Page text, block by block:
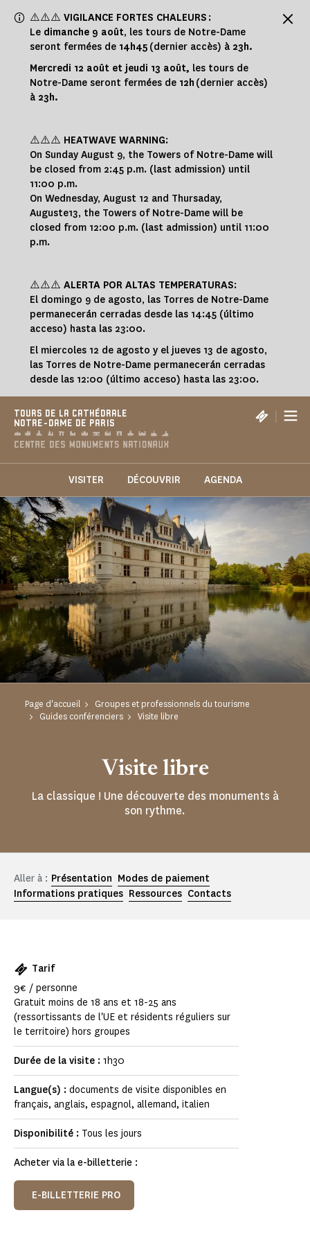
⚠️⚠️⚠️ VIGILANCE FORTES CHALEURS :
Le dimanche 9 août, les tours de Notre-Dame
seront fermées de 14h45 (dernier accès) à 23h.
Mercredi 12 août et jeudi 13 août, les tours de
Notre-Dame seront fermées de 12h (dernier accès)
à 23h.
⚠️⚠️⚠️ HEATWAVE WARNING:
On Sunday August 9, the Towers of Notre-Dame will
be closed from 2:45 p.m. (last admission) until
11:00 p.m.
On Wednesday, August 12 and Thursaday,
Auguste13, the Towers of Notre-Dame will be
closed from 12:00 p.m. (last admission) until 11:00
p.m.
⚠️⚠️⚠️ ALERTA POR ALTAS TEMPERATURAS:
El domingo 9 de agosto, las Torres de Notre-Dame
permanecerán cerradas desde las 14:45 (último
acceso) hasta las 23:00.
El miercoles 12 de agosto y el jueves 13 de agosto,
las Torres de Notre-Dame permanecerán cerradas
desde las 12:00 (último acceso) hasta las 23:00.
TOURS DE LA CATHÉDRALE
NOTRE-DAME DE PARIS
|
VISITER DÉCOUVRIR AGENDA
Page d'accueil
Groupes et professionnels du tourisme
Guides conférenciers
Visite libre
Visite libre
La classique ! Une découverte des monuments à
son rythme.
Aller à : Présentation Modes de paiement
Informations pratiques Ressources Contacts
Tarif
9€ / personne
Gratuit moins de 18 ans et 18-25 ans
(ressortissants de l'UE et résidents réguliers sur
le territoire) hors groupes
Durée de la visite : 1h30
Langue(s) : documents de visite disponibles en
français, anglais, espagnol, allemand, italien
Disponibilité : Tous les jours
Acheter via la e-billetterie :
E-BILLETTERIE PRO